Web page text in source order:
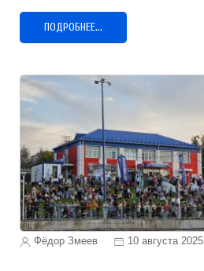
ПОДРОБНЕЕ...
Фёдор Змеев 10 августа 2025